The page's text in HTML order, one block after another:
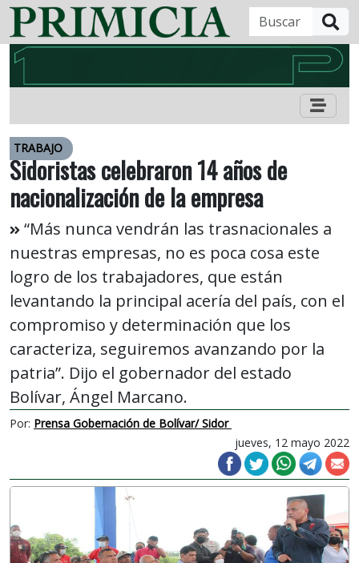
TRABAJO
Sidoristas celebraron 14 años de
nacionalización de la empresa
“Más nunca vendrán las trasnacionales a
nuestras empresas, no es poca cosa este
logro de los trabajadores, que están
levantando la principal acería del país, con el
compromiso y determinación que los
caracteriza, seguiremos avanzando por la
patria”. Dijo el gobernador del estado
Bolívar, Ángel Marcano.
Por: Prensa Gobernación de Bolívar/ Sidor
jueves, 12 mayo 2022